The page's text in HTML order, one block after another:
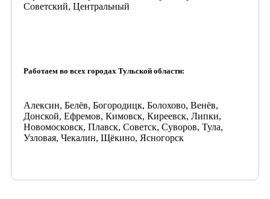
Советский, Центральный
Работаем во всех городах Тульской области:
Алексин, Белёв, Богородицк, Болохово, Венёв,
Донской, Ефремов, Кимовск, Киреевск, Липки,
Новомосковск, Плавск, Советск, Суворов, Тула,
Узловая, Чекалин, Щёкино, Ясногорск